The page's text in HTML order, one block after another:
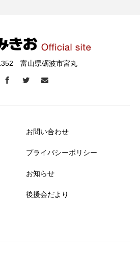
富山県砺波市宮丸
お問い合わせ
プライバシーポリシー
お知らせ
後援会だより